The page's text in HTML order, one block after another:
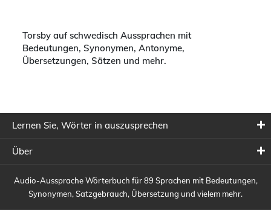
Torsby auf schwedisch Aussprachen mit
Bedeutungen, Synonymen, Antonyme,
Übersetzungen, Sätzen und mehr.
Lernen Sie, Wörter in auszusprechen
Über
Audio-Aussprache Wörterbuch für 89 Sprachen mit Bedeutungen,
Synonymen, Satzgebrauch, Übersetzung und vielem mehr.